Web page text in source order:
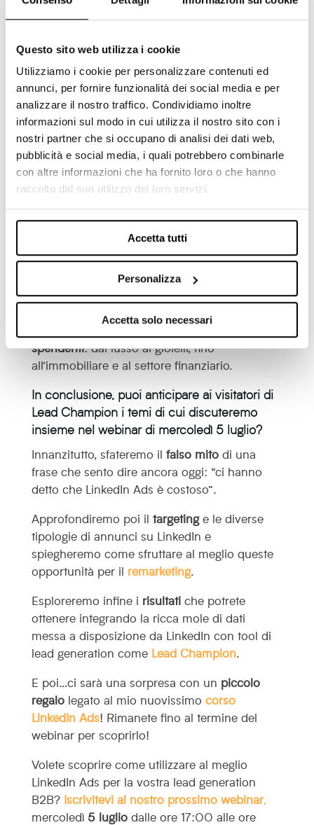
Questo sito web utilizza i cookie
Utilizziamo i cookie per personalizzare contenuti ed
annunci, per fornire funzionalità dei social media e per
analizzare il nostro traffico. Condividiamo inoltre
informazioni sul modo in cui utilizza il nostro sito con i
nostri partner che si occupano di analisi dei dati web,
pubblicità e social media, i quali potrebbero combinarle
con altre informazioni che ha fornito loro o che hanno
raccolto dal suo utilizzo dei loro servizi.
Accetta tutti
Personalizza
Accetta solo necessari
recente introdotta, abbia il potenziale di
sconvolgere l’utilizzo di LinkedIn Ads per molte
aziende.
In due parole, perché oggi secondo te è
LinkedIn è imprescindibile come piattaforma?
In ambitoB2Bnessun’altra piattaforma
attualmente permette di raggiungere con una
precisione così alta qualsiasi cliente
in base
alle sue caratteristiche lavorative.
LinkedIn è imprescindibile anche ambito
visti i continui problemi del mondoMeta
(quindi di Facebook e Instagram) legati al
retargeting, su cui si basava in gran parte
l’attività della piattaforma.
Non bisogna inoltre sottovalutare che LinkedIn
ADS permette di intercettare un
pubblico di
, soprattutto per esigenzealto-
spendenti: dal lusso ai gioielli, fino
all’immobiliare e al settore finanziario.
In conclusione, puoi anticipare ai visitatori di
Lead Champion i temi di cui discuteremo
insieme nel webinar di mercoledì 5 luglio?
Innanzitutto, sfateremo il falso mitodi una
frase che sento dire ancora oggi: “ci hanno
detto che LinkedIn Ads è costoso”.
Approfondiremo poi il targetinge le diverse
tipologie di annunci su LinkedIn e
spiegheremo come sfruttare al meglio queste
opportunità per il remarketing.
Esploreremo infine i risultatiche potrete
ottenere integrando la ricca mole di dati
messa a disposizione da LinkedIn con tool di
lead generation come Lead Champion.
E poi…ci sarà una sorpresa con un piccolo
regalolegato al mio nuovissimo corso
LinkedIn Ads! Rimanete fino al termine del
webinar per scoprirlo!
Volete scoprire come utilizzare al meglio
LinkedIn Ads per la vostra lead generation
B2B? Iscrivitevi al nostro prossimo webinar,
mercoledì 5 lugliodalle ore 17:00 alle ore